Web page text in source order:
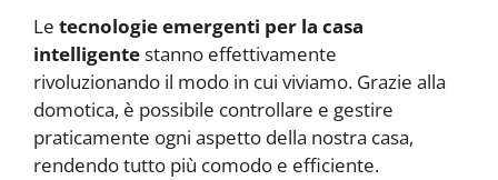
Le tecnologie emergenti per la casa
intelligentestanno effettivamente
rivoluzionando il modo in cui viviamo. Grazie alla
domotica, è possibile controllare e gestire
praticamente ogni aspetto della nostra casa,
rendendo tutto più comodo e efficiente.